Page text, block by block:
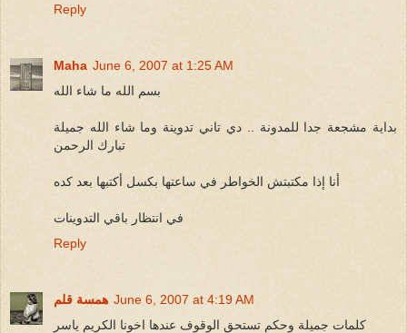
Reply
Maha June 6, 2007 at 1:25 AM
بسم الله ما شاء الله
بداية مشجعة جدا للمدونة .. دي تاني تدوينة وما شاء الله جميلة
تبارك الرحمن
أنا إذا مكتبتش الخواطر في ساعتها بكسل أكتبها بعد كده
في انتظار باقي التدوينات
Reply
همسة قلم June 6, 2007 at 4:19 AM
كلمات جميلة وحكم تستحق الوقوف عندها اخونا الكريم ياسر